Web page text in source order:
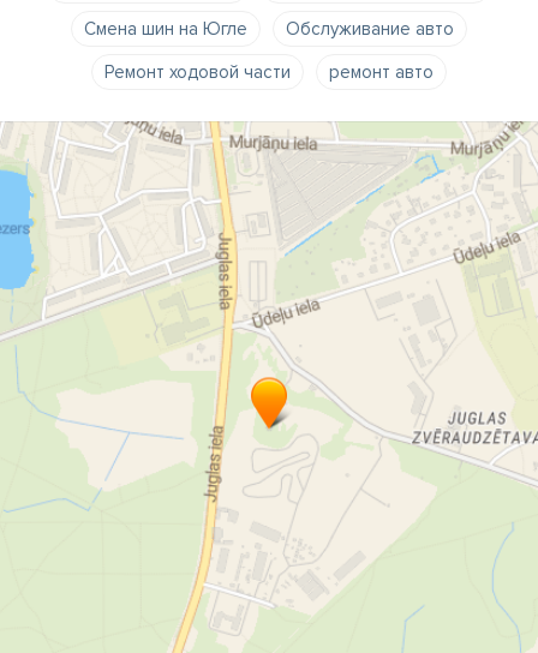
Смена шин на Югле
Обслуживание авто
Ремонт ходовой части
ремонт авто